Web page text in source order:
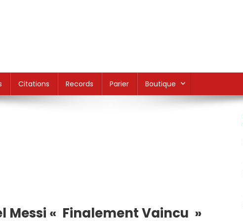
Citations Records Parier Boutique
Messi « Finalement Vaincu »